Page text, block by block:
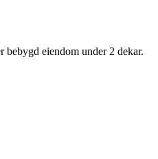
eiendom under 2 dekar.